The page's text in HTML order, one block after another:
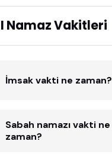
Namaz Vakitleri
İmsak vakti ne zaman?
Sabah namazı vakti ne
zaman?